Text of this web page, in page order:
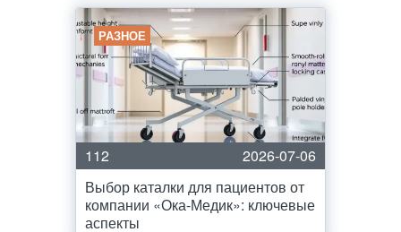
РАЗНОЕ
112
2026-07-06
Выбор каталки для пациентов от
компании «Ока-Медик»: ключевые
аспекты